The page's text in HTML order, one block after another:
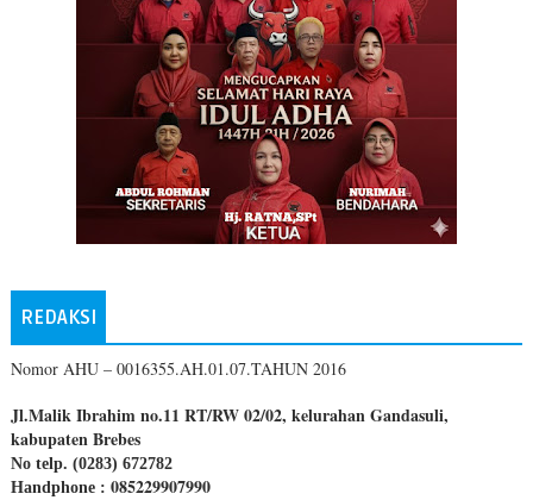
REDAKSI
Nomor AHU – 0016355.AH.01.07.TAHUN 2016
Jl.Malik Ibrahim no.11 RT/RW 02/02, kelurahan Gandasuli,
kabupaten Brebes
No telp. (0283) 672782
Handphone : 085229907990